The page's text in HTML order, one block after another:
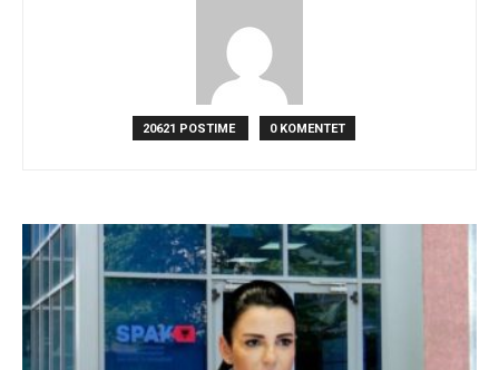
20621 POSTIME 0 KOMENTET